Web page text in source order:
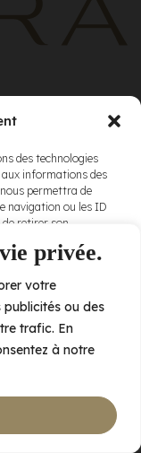
privée.
votre
ou des
trafic. En
à notre
des technologies
informations des
permettra de
navigation ou les ID
de retirer son
Laval QCH7N 0J7